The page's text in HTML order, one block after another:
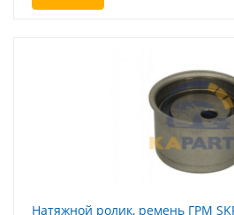
Натяжной ролик, ремень ГРМ